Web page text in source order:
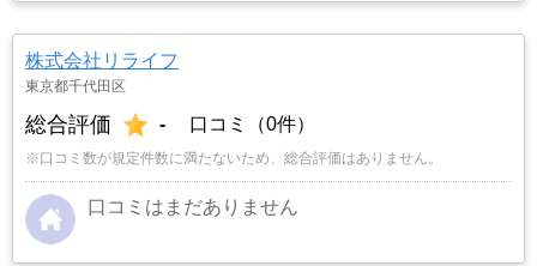
株式会社リライフ
東京都千代田区
総合評価 - 口コミ（0件）
※口コミ数が規定件数に満たないため、総合評価はありません。
口コミはまだありません